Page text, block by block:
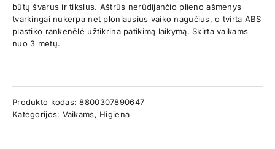
būtų švarus ir tikslus. Aštrūs nerūdijančio plieno ašmenys
tvarkingai nukerpa net ploniausius vaiko nagučius, o tvirta ABS
plastiko rankenėlė užtikrina patikimą laikymą. Skirta vaikams
nuo 3 metų.
Produkto kodas:8800307890647
Kategorijos: Vaikams, Higiena